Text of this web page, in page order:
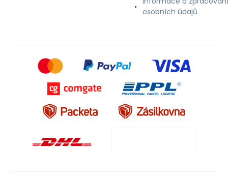
osobních údajů